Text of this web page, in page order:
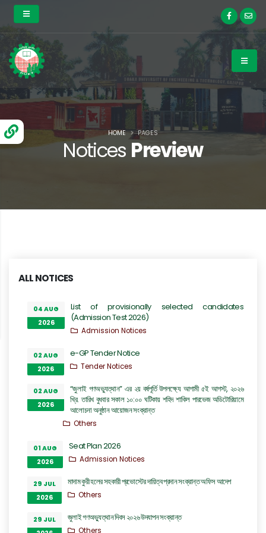
Notices Preview
HOME PAGES
ALL NOTICES
04 AUG
2026
List of provisionally selected candidates
(Admission Test 2026)
Admission Notices
02 AUG
2026
e-GP Tender Notice
Tender Notices
02 AUG
2026
“জুলাই গণঅভ্যুত্থান” এর ২য় বর্ষপূর্তি উপলক্ষ্যে আগামী ৫ই আগস্ট, ২০২৬
খ্রি. তারিখ বুধবার সকাল ১০:০০ ঘটিকায় শহিদ শাকিল পারভেজ অডিটোরিয়ামে
আলোচনা অনুষ্ঠান আয়োজন সংক্রান্ত
Others
01 AUG
2026
Seat Plan 2026
Admission Notices
29 JUL
2026
মাদাম কুরী হলের সহকারী প্রভোস্টের দায়িত্ব প্রদান সংক্রান্ত অফিস আদেশ
Others
29 JUL
জুলাই গণঅভ্যুত্থান দিবস ২০২৬ উদযাপন সংক্রান্ত
Others